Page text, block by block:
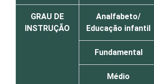
GRAU DE
INSTRUÇÃO
Analfabeto/
Educação infantil
Fundamental
Médio